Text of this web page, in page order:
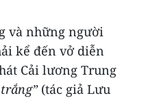
và những người
kể đến vở diễn
Cải lương Trung
(tác giả Lưu